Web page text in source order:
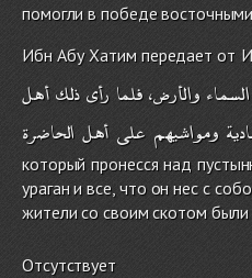
помогли в победе
Ибн Абу Хатим передает от
السماءوالأرض،فلمارأىذلكأهل
ومواشيهم على أهلالحاضرة
который пронесся над
ураган и все, что он нес с
жители со своим скотом
Отсутствует